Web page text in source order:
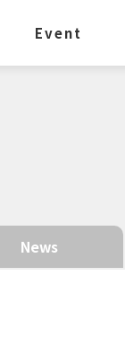
Event
News